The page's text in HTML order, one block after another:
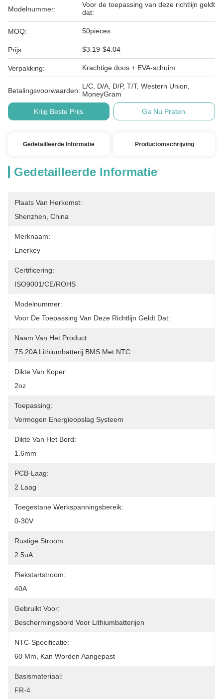
Modelnummer:
Voor de toepassing van deze richtlijn geldt
dat:
MOQ: 50pieces
Prijs: $3.19-$4.04
Verpakking: Krachtige doos + EVA-schuim
Betalingsvoorwaarden:
L/C, D/A, D/P, T/T, Western Union,
MoneyGram
Krijg Beste Prijs Ga Nu Praten.
Gedetailleerde Informatie Productomschrijving
Gedetailleerde Informatie
Plaats Van Herkomst:
Shenzhen, China
Merknaam:
Enerkey
Certificering:
ISO9001/CE/ROHS
Modelnummer:
Voor De Toepassing Van Deze Richtlijn Geldt Dat:
Naam Van Het Product:
7S 20A Lithiumbatterij BMS Met NTC
Dikte Van Koper:
2oz
Toepassing:
Vermogen Energieopslag Systeem
Dikte Van Het Bord:
1.6mm
PCB-Laag:
2 Laag
Toegestane Werkspanningsbereik:
0-30V
Rustige Stroom:
2.5uA
Piekstartstroom:
40A
Gebruikt Voor:
Beschermingsbord Voor Lithiumbatterijen
NTC-Specificatie:
60 Mm, Kan Worden Aangepast
Basismateriaal:
FR-4